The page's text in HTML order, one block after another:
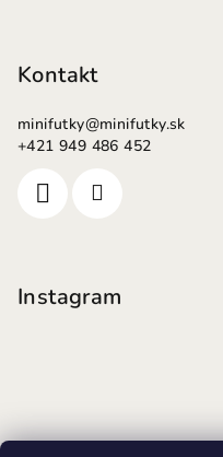
Kontakt
minifutky@minifutky.sk
+421 949 486 452
Instagram